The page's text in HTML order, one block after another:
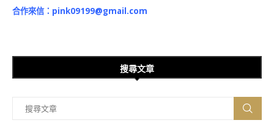
合作來信： pink09199@gmail.com
搜尋文章